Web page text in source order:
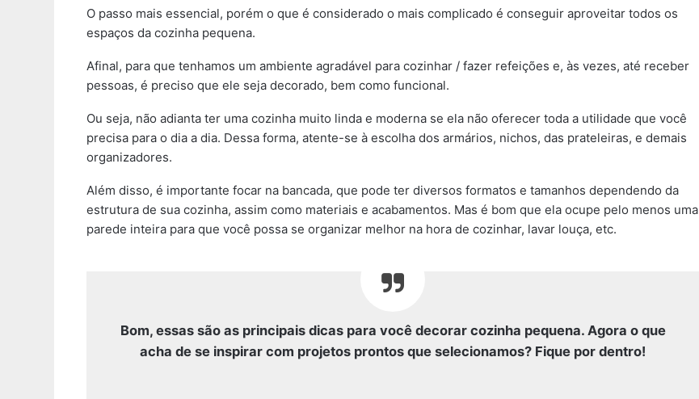
O passo mais essencial, porém o que é considerado o mais complicado é conseguir aproveitar todos os
espaços da cozinha pequena.
Afinal, para que tenhamos um ambiente agradável para cozinhar / fazer refeições e, às vezes, até receber
pessoas, é preciso que ele seja decorado, bem como funcional.
Ou seja, não adianta ter uma cozinha muito linda e moderna se ela não oferecer toda a utilidade que você
precisa para o dia a dia. Dessa forma, atente-se à escolha dos armários, nichos, das prateleiras, e demais
organizadores.
Além disso, é importante focar na bancada, que pode ter diversos formatos e tamanhos dependendo da
estrutura de sua cozinha, assim como materiais e acabamentos. Mas é bom que ela ocupe pelo menos uma
parede inteira para que você possa se organizar melhor na hora de cozinhar, lavar louça, etc.
Bom, essas são as principais dicas para você decorar cozinha pequena. Agora o que
acha de se inspirar com projetos prontos que selecionamos? Fique por dentro!